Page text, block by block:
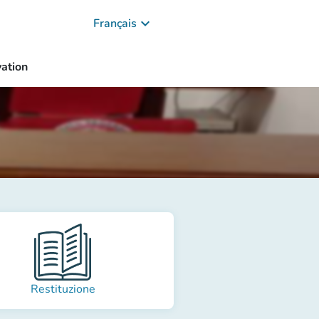
Français keyboard_arrow_down
Restituzione